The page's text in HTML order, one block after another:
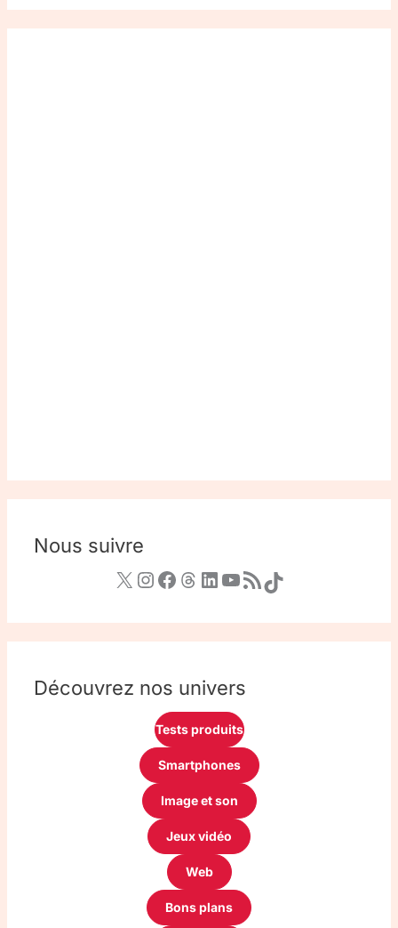
Nous suivre
Découvrez nos univers
Tests produits
Smartphones
Image et son
Jeux vidéo
Web
Bons plans